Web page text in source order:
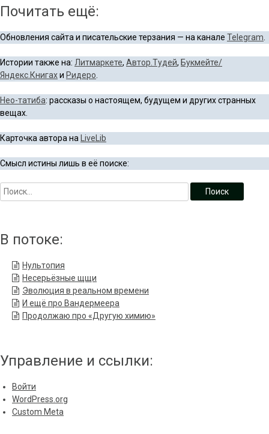
Почитать ещё:
Обновления сайта и писательские терзания — на канале Telegram
Истории также на: Литмаркете, Автор.Тудей, Букмейте/
Яндекс.Книгахи Ридеро
Нео-татиба: рассказы о настоящем, будущем и других странных
вещах.
Карточка автора на LiveLib
Смысл истины лишь в её поиске:
В потоке:
Нультопия
Несерьёзные щщи
Эволюция в реальном времени
И ещё про Вандермеера
Продолжаю про «Другую химию»
Управление и ссылки:
Войти
WordPress.org
Custom Meta